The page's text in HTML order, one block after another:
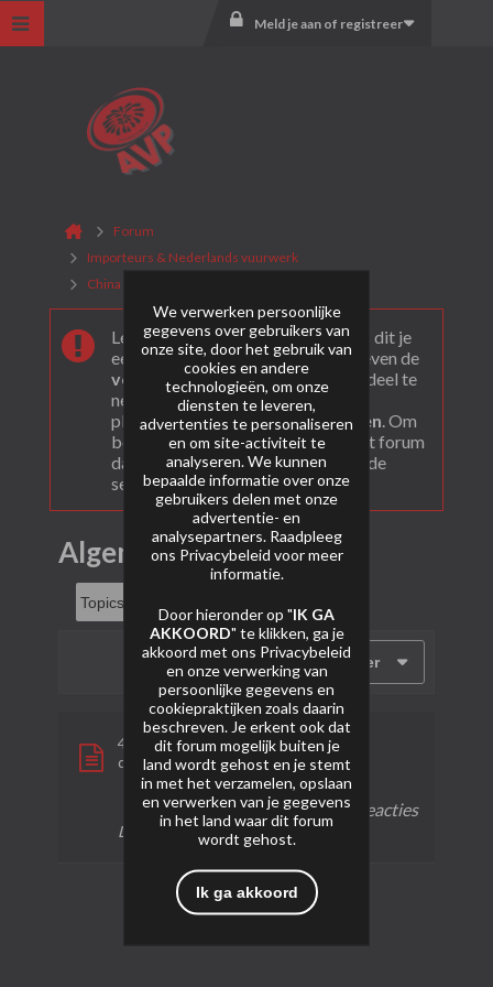
Meld je aan of registreer
Forum
Importeurs & Nederlands vuurwerk
China Red
Leuk dat je ons gevonden hebt! Als dit je
eerste bezoek is bekijk dan eerst even de
veel gestelde vragen. Om actief deel te
nemen en ook berichten te kunnen
plaatsen moet je je eerstregisteren. Om
berichten te bekijken, selecteer het forum
dat je wil bezoeken uit onderstaande
selectie.
Algemeen
Filter
42 salute
doorBreudje
0 reacties 48 weergaven0 reacties
Laatste bericht 31-01-2024, 17:48
We verwerken persoonlijke
gegevens over gebruikers van
onze site, door het gebruik van
cookies en andere
technologieën, om onze
diensten te leveren,
advertenties te personaliseren
en om site-activiteit te
analyseren. We kunnen
bepaalde informatie over onze
gebruikers delen met onze
advertentie- en
analysepartners. Raadpleeg
ons Privacybeleid voor meer
informatie.
Door hieronder op "IK GA
AKKOORD" te klikken, ga je
akkoord met ons Privacybeleid
en onze verwerking van
persoonlijke gegevens en
cookiepraktijken zoals daarin
beschreven. Je erkent ook dat
dit forum mogelijk buiten je
land wordt gehost en je stemt
in met het verzamelen, opslaan
en verwerken van je gegevens
in het land waar dit forum
wordt gehost.
Ik ga akkoord